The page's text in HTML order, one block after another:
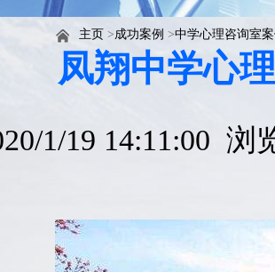
主页 >成功案例 >中学心理咨询室
凤翔中学心
1/19 14:11:00